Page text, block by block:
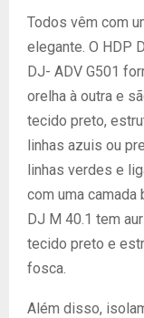
Todos vêm com
elegante. O HDP
DJ- ADV G501
orelha à outra e
tecido preto,
linhas azuis ou
linhas verdes e
com uma camada
DJ M 40.1 tem
tecido preto e
fosca.
Além disso,